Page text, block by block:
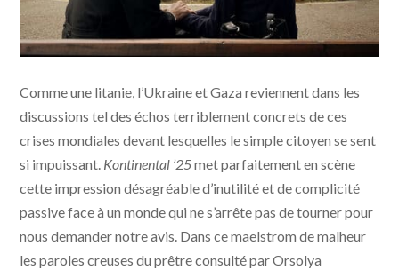
Films, Sovereign Films, Paul Thiltges Distributions -
Météore Films
Comme une litanie, l’Ukraine et Gaza reviennent dans les
discussions tel des échos terriblement concrets de ces
crises mondiales devant lesquelles le simple citoyen se sent
si impuissant. Kontinental ’25met parfaitement en scène
cette impression désagréable d’inutilité et de complicité
passive face à un monde qui ne s’arrête pas de tourner pour
nous demander notre avis. Dans ce maelstrom de malheur
les paroles creuses du prêtre consulté par Orsolya